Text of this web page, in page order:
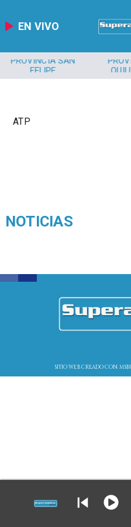
EN VIVO
PROVINCIA SAN
FELIPE
ATP
NOTICIAS
SITIO WEB CREADO CON